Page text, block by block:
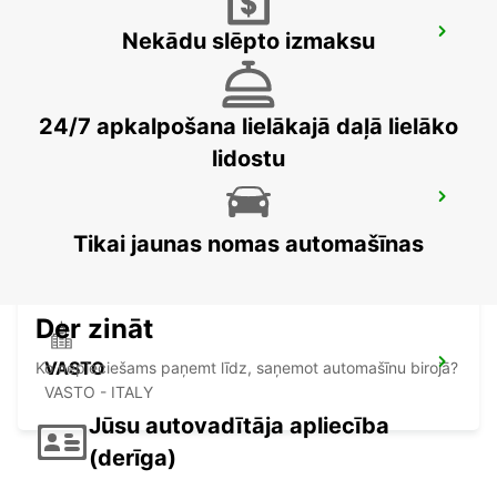
VASTO
VASTO - ITALY
Nekādu slēpto izmaksu
24/7 apkalpošana lielākajā daļā lielāko
lidostu
Tikai jaunas nomas automašīnas
Der zināt
Ko nepieciešams paņemt līdz, saņemot automašīnu birojā?
Jūsu autovadītāja apliecība
(derīga)